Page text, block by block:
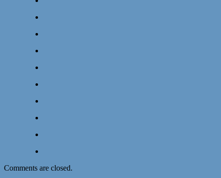
Comments are closed.